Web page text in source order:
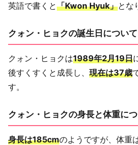
英語で書くと「Kwon Hyuk」とな
クォン・ヒョクの誕生日について
クォン・ヒョクは1989年2月19日
後すくすくと成長し、 現在は37歳
す。
クォン・ヒョクの身長と体重に
身長は185cmのようですが、体重